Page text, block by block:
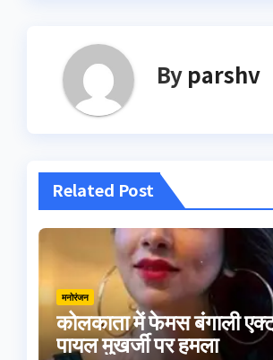
By parshv
Related Post
मनोरंजन
कोलकाता में फेमस बंगाली
पायल मुखर्जी पर हमला